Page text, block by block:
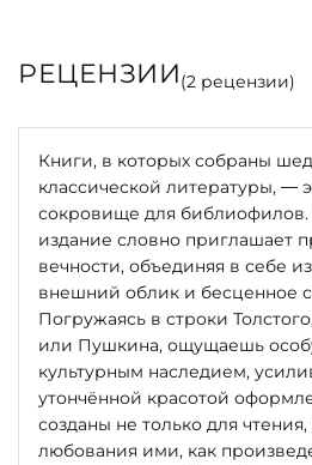
РЕЦЕНЗИИ(2 рецензии)
Книги, в которых собраны
классической литературы, —
сокровище для
издание словно приглашает
вечности, объединяя в себе
внешний облик и бесценное
Погружаясь в строки
или Пушкина, ощущаешь
культурным наследием,
утончённой красотой
созданы не только для
любования ими, как